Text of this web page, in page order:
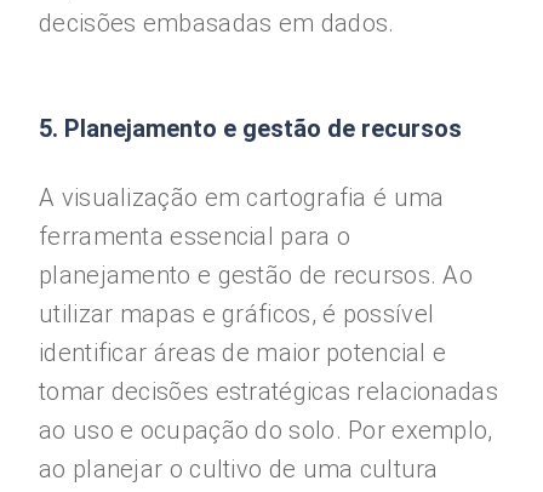
decisões embasadas em dados.
5. Planejamento e gestão de recursos
A visualização em cartografia é uma
ferramenta essencial para o
planejamento e gestão de recursos. Ao
utilizar mapas e gráficos, é possível
identificar áreas de maior potencial e
tomar decisões estratégicas relacionadas
ao uso e ocupação do solo. Por exemplo,
ao planejar o cultivo de uma cultura